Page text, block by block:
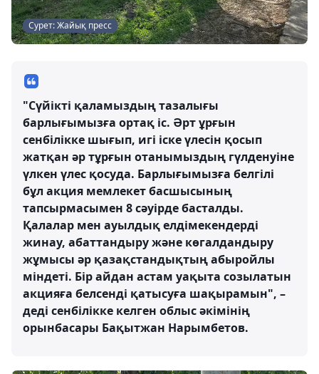
Сурет: Жайық пресс
"Сүйікті қаламыздың тазалығы
барлығымызға ортақ іс. Әрт ұрғын
сенбілікке шығып, игі іске үлесін қосып
жатқан әр тұрғын отанымыздың гүлденуіне
үлкен үлес қосуда. Барлығымызға белгілі
бұл акция мемлекет басшысының
тапсырмасымен 8 сәуірде басталды.
Қалалар мен ауылдық елдімекендерді
жинау, абаттандыру және көгалдандыру
жұмысы әр қазақстандықтың абыройлы
міндеті. Бір айдан астам уақыта созылатын
акцияға белсенді қатысуға шақырамын", –
деді сенбілікке келген облыс әкімінің
орынбасары Бақытжан Нарымбетов.